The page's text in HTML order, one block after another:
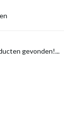
gevonden!...